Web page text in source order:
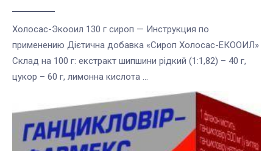
Холосас-Экооил 130 г сироп — Инструкция по
применению Дієтична добавка «Сироп Холосас-ЕКООИЛ»
Склад на 100 г: екстракт шипшини рідкий (1:1,82) – 40 г,
цукор – 60 г, лимонна кислота ...